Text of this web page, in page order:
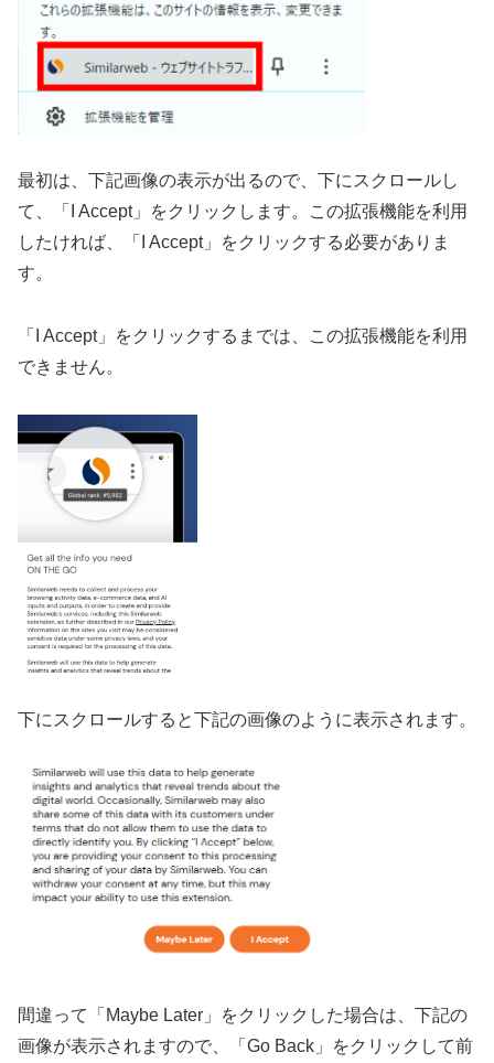
最初は、下記画像の表示が出るので、下にスクロールし
て、「I Accept」をクリックします。この拡張機能を利用
したければ、「I Accept」をクリックする必要がありま
す。
「I Accept」をクリックするまでは、この拡張機能を利用
できません。
下にスクロールすると下記の画像のように表示されます。
間違って「Maybe Later」をクリックした場合は、下記の
画像が表示されますので、「Go Back」をクリックして前